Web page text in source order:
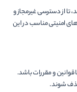
از دسترسی غیرمجاز و
امنیتی مناسب در این
و مقررات باشد.
شوند.